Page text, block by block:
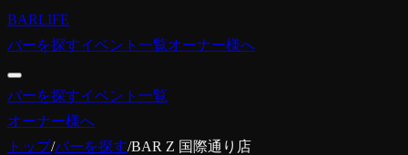
BARLIFE
バーを探すイベント一覧オーナー様へ
バーを探すイベント一覧
オーナー様へ
トップ/バーを探す/BAR Z 国際通り店